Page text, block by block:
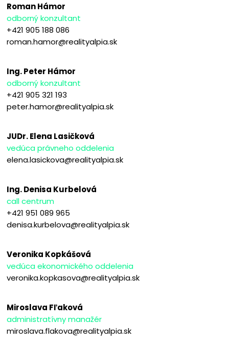
Roman Hámor
odborný konzultant
+421 905 188 086
roman.hamor@realityalpia.sk
Ing. Peter Hámor
odborný konzultant
+421 905 321 193
peter.hamor@realityalpia.sk
JUDr. Elena Lasičková
vedúca právneho oddelenia
elena.lasickova@realityalpia.sk
Ing. Denisa Kurbelová
call centrum
+421 951 089 965
denisa.kurbelova@realityalpia.sk
Veronika Kopkášová
vedúca ekonomického oddelenia
veronika.kopkasova@realityalpia.sk
Miroslava Fľaková
administratívny manažér
miroslava.flakova@realityalpia.sk